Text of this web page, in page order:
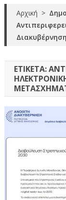
Αρχική >
ΕΤΙΚΈΤΑ: